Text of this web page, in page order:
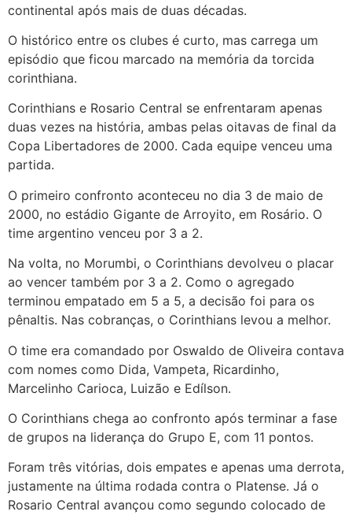
continental após mais de duas décadas.
O histórico entre os clubes é curto, mas carrega um
episódio que ficou marcado na memória da torcida
corinthiana.
Corinthians e Rosario Central se enfrentaram apenas
duas vezes na história, ambas pelas oitavas de final da
Copa Libertadores de 2000. Cada equipe venceu uma
partida.
O primeiro confronto aconteceu no dia 3 de maio de
2000, no estádio Gigante de Arroyito, em Rosário. O
time argentino venceu por 3 a 2.
Na volta, no Morumbi, o Corinthians devolveu o placar
ao vencer também por 3 a 2. Como o agregado
terminou empatado em 5 a 5, a decisão foi para os
pênaltis. Nas cobranças, o Corinthians levou a melhor.
O time era comandado por Oswaldo de Oliveira contava
com nomes como Dida, Vampeta, Ricardinho,
Marcelinho Carioca, Luizão e Edílson.
O Corinthians chega ao confronto após terminar a fase
de grupos na liderança do Grupo E, com 11 pontos.
Foram três vitórias, dois empates e apenas uma derrota,
justamente na última rodada contra o Platense. Já o
Rosario Central avançou como segundo colocado de